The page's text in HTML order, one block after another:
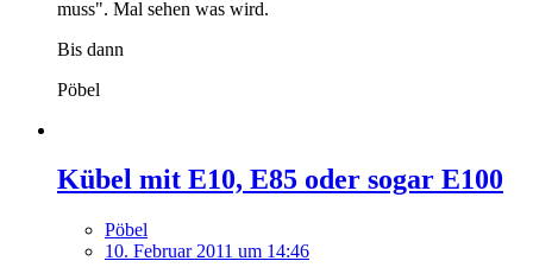
muss". Mal sehen was wird.
Bis dann
Pöbel
Kübel mit E10, E85 oder sogar E100
Pöbel
10. Februar 2011 um 14:46